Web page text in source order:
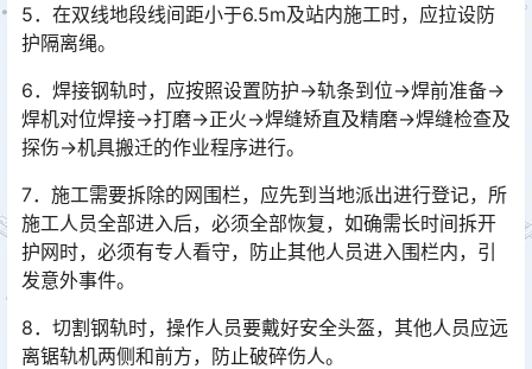
5．在双线地段线间距小于6.5m及站内施工时，应拉设防
护隔离绳。
6．焊接钢轨时，应按照设置防护→轨条到位→焊前准备→
焊机对位焊接→打磨→正火→焊缝矫直及精磨→焊缝检查及
探伤→机具搬迁的作业程序进行。
7．施工需要拆除的网围栏，应先到当地派出进行登记，所
施工人员全部进入后，必须全部恢复，如确需长时间拆开
护网时，必须有专人看守，防止其他人员进入围栏内，引
发意外事件。󠅅󠅃󠄵󠅂󠄪󠇖󠆨󠆨󠇕󠆞󠆒󠅬󠇘󠆭󠆘󠇙󠆝󠅵󠇗󠆭󠆁󠄐󠇗󠅹󠅸󠇖󠆍󠅳󠇖󠅹󠅰󠇖󠆌󠅹
8．切割钢轨时，操作人员要戴好安全头盔，其他人员应远
离锯轨机两侧和前方，防止破碎伤人。